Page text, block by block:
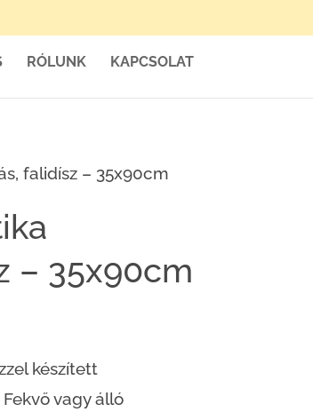
RÓLUNK KAPCSOLAT
falidísz – 35x90cm
– 35x90cm
készített
vagy álló